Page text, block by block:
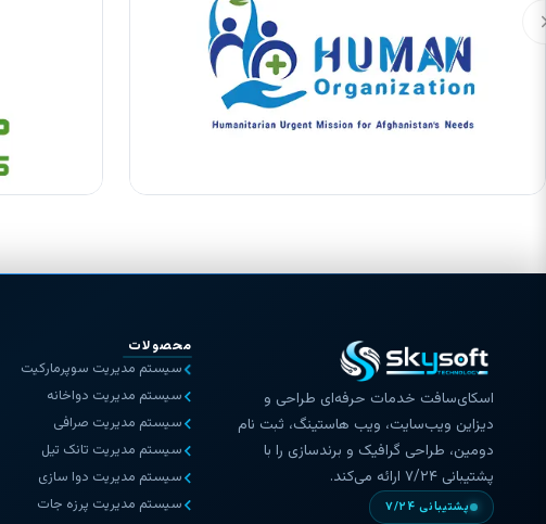
اسکای‌سافت خدمات حرفه‌ای طراحی و
دیزاین ویب‌سایت، ویب هاستینگ، ثبت نام
دومین، طراحی گرافیک و برندسازی را با
پشتیبانی ۷/۲۴ ارائه می‌کند.
پشتیبانی ۷/۲۴
محصولات
سیستم مدیریت سوپرمارکیت
سیستم مدیریت دواخانه
سیستم مدیریت صرافی
سیستم مدیریت تانک تیل
سیستم مدیریت دوا سازی
سیستم مدیریت پرزه جات